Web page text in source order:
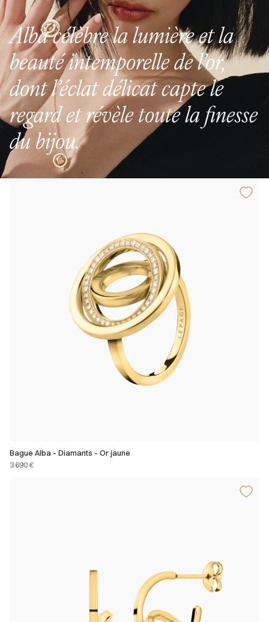
Alba célèbre la lumière et la
beauté intemporelle de l’or,
dont l’éclat délicat capte le
regard et révèle toute la finesse
du bijou.
Bague Alba - Diamants - Or jaune
3 690 €